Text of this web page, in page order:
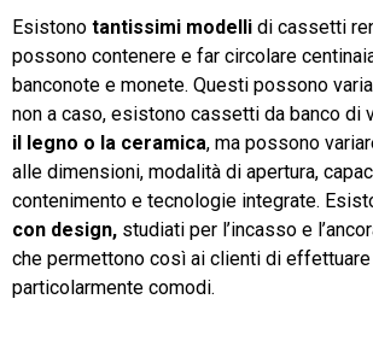
Esistono tantissimi modelli di cassetti
possono contenere e far circolare
banconote e monete. Questi possono
non a caso, esistono cassetti da banco di
il legno o la ceramica, ma possono
alle dimensioni, modalità di apertura,
contenimento e tecnologie integrate.
con design, studiati per l’incasso e
che permettono così ai clienti di
particolarmente comodi.